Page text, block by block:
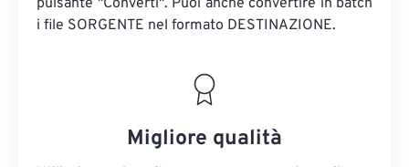
pulsante "Converti". Puoi anche convertire in batch
i file SORGENTE nel formato DESTINAZIONE.
Migliore qualità